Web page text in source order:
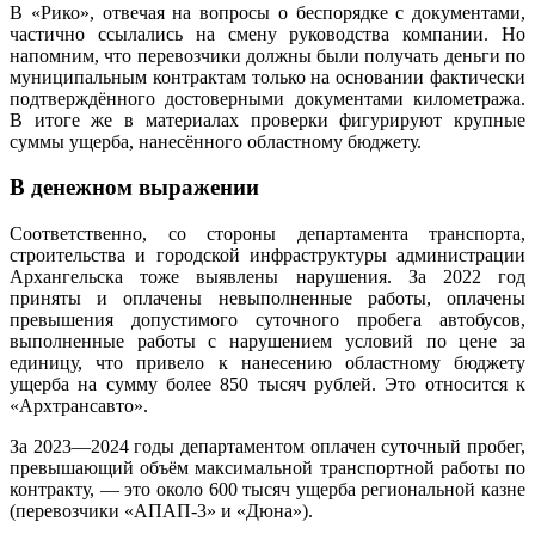
В «Рико», отвечая на вопросы о беспорядке с документами,
частично ссылались на смену руководства компании. Но
напомним, что перевозчики должны были получать деньги по
муниципальным контрактам только на основании фактически
подтверждённого достоверными документами километража.
В итоге же в материалах проверки фигурируют крупные
суммы ущерба, нанесённого областному бюджету.
В денежном выражении
Соответственно, со стороны департамента транспорта,
строительства и городской инфраструктуры администрации
Архангельска тоже выявлены нарушения. За 2022 год
приняты и оплачены невыполненные работы, оплачены
превышения допустимого суточного пробега автобусов,
выполненные работы с нарушением условий по цене за
единицу, что привело к нанесению областному бюджету
ущерба на сумму более 850 тысяч рублей. Это относится к
«Архтрансавто».
За 2023—2024 годы департаментом оплачен суточный пробег,
превышающий объём максимальной транспортной работы по
контракту, — это около 600 тысяч ущерба региональной казне
(перевозчики «АПАП-3» и «Дюна»).